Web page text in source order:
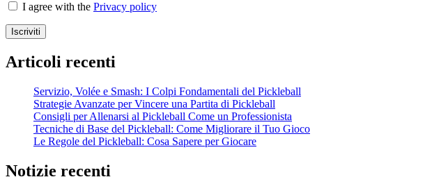
I agree with the Privacy policy
Iscriviti
Articoli recenti
Servizio, Volée e Smash: I Colpi Fondamentali del Pickleball
Strategie Avanzate per Vincere una Partita di Pickleball
Consigli per Allenarsi al Pickleball Come un Professionista
Tecniche di Base del Pickleball: Come Migliorare il Tuo Gioco
Le Regole del Pickleball: Cosa Sapere per Giocare
Notizie recenti